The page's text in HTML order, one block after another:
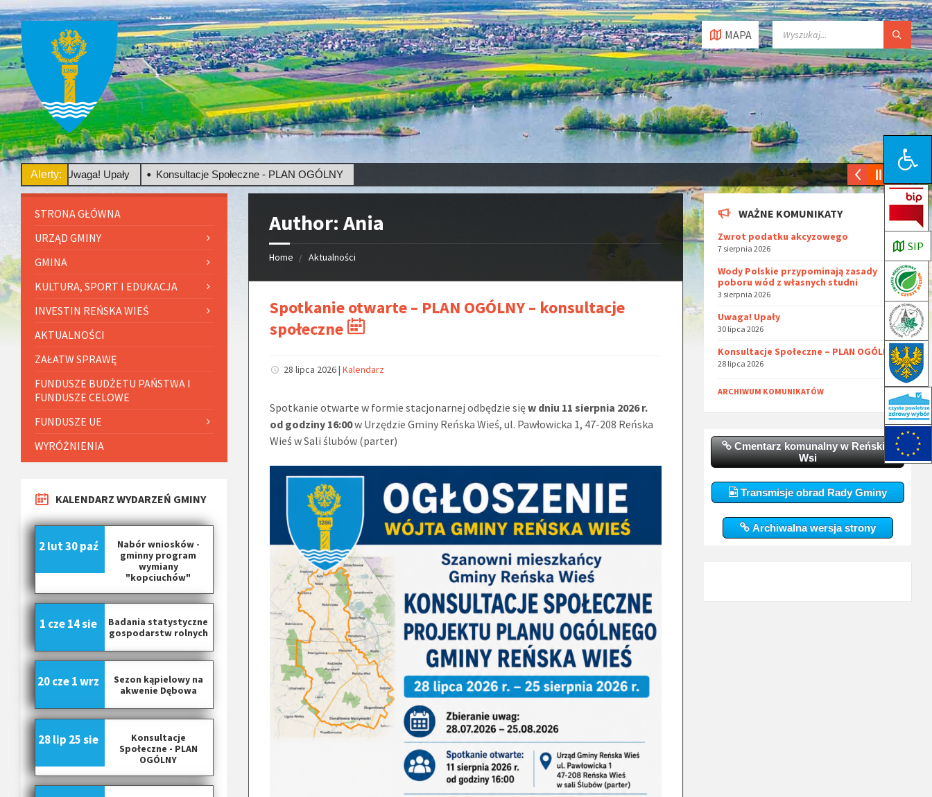
Open toolbar
SIP
MAPA
Alerty:
Uwaga! Upały Konsultacje Społeczne - PLAN OGÓLNY
Author: Ania
Home Aktualności
Spotkanie otwarte – PLAN OGÓLNY – konsultacje
społeczne
28 lipca 2026|Kalendarz
Spotkanie otwarte w formie stacjonarnej odbędzie sięw dniu 11 sierpnia 2026 r.
od godziny 16:00w Urzędzie Gminy Reńska Wieś, ul. Pawłowicka 1, 47-208 Reńska
Wieś w Sali ślubów (parter)
STRONA GŁÓWNA
URZĄD GMINY
GMINA
KULTURA, SPORT I EDUKACJA
INVESTIN REŃSKA WIEŚ
AKTUALNOŚCI
ZAŁATW SPRAWĘ
FUNDUSZE BUDŻETU PAŃSTWA I
FUNDUSZE CELOWE
FUNDUSZE UE
WYRÓŻNIENIA
KALENDARZ WYDARZEŃ GMINY
Nabór wniosków -
gminny program
wymiany
"kopciuchów"
2 lut30 paź
Badania statystyczne
gospodarstw rolnych
1 cze14 sie
Sezon kąpielowy na
akwenie Dębowa
20 cze1 wrz
Konsultacje
Społeczne - PLAN
OGÓLNY
28 lip 25 sie
WAŻNE KOMUNIKATY
Zwrot podatku akcyzowego
7 sierpnia 2026
Wody Polskie przypominają zasady
poboru wód z własnych studni
3 sierpnia 2026
Uwaga! Upały
30 lipca 2026
Konsultacje Społeczne – PLAN OGÓLNY
28 lipca 2026
ARCHIWUM KOMUNIKATÓW
Cmentarz komunalny w Reńskiej
Wsi
Transmisje obrad Rady Gminy
Archiwalna wersja strony